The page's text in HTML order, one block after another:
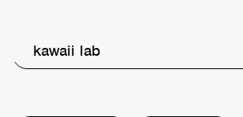
kawaii lab